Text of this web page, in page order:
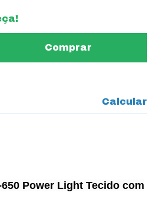
Calcular
Power Light Tecido com